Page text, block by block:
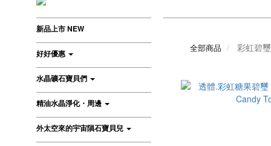
新品上市 NEW
好好優惠
水晶礦石寶貝們
精油水晶淨化・周邊
外太空來的宇宙隕石寶貝兒
全部商品 彩虹碧